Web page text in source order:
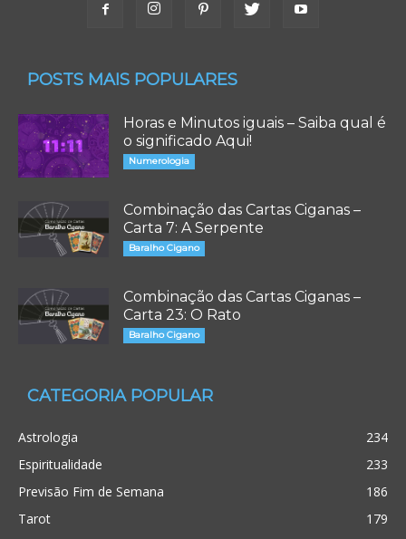
POSTS MAIS POPULARES
Horas e Minutos iguais – Saiba qual é
o significado Aqui!
Numerologia
Combinação das Cartas Ciganas –
Carta 7: A Serpente
Baralho Cigano
Combinação das Cartas Ciganas –
Carta 23: O Rato
Baralho Cigano
CATEGORIA POPULAR
Astrologia
234
Espiritualidade
233
Previsão Fim de Semana
186
Tarot
179